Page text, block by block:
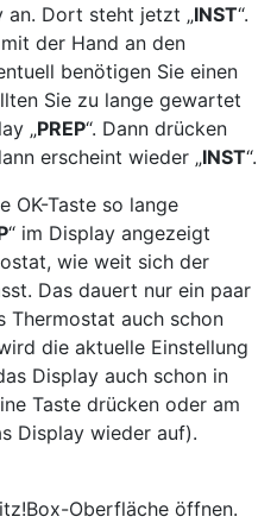
an. Dort steht jetzt „INST“.
der Hand an den
benötigen Sie einen
Sie zu lange gewartet
„PREP“. Dann drücken
erscheint wieder „INST“.
OK-Taste so lange
“ im Display angezeigt
wie weit sich der
Das dauert nur ein paar
Thermostat auch schon
die aktuelle Einstellung
Display auch schon in
Taste drücken oder am
Display wieder auf).
Oberfläche öffnen.